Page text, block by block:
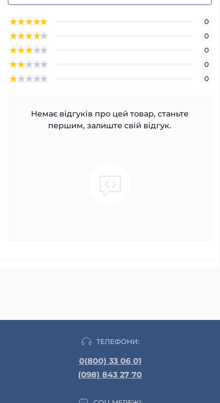
0
0
0
0
0
Немає відгуків про цей товар, станьте
першим, залиште свій відгук.
ТЕЛЕФОНИ:
0(800) 33 06 01
(098) 843 27 70